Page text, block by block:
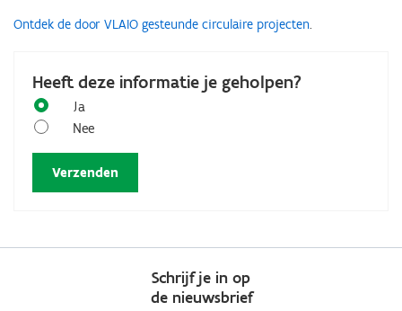
Ontdek de door VLAIO gesteunde circulaire projecten.
Heeft deze informatie je geholpen?
Ja
Nee
Schrijf je in op
de nieuwsbrief